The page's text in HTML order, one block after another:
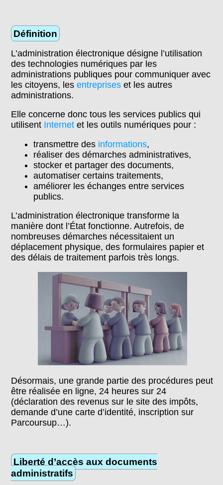
Définition
L’administration électronique désigne l’utilisation
des technologies numériques par les
administrations publiques pour communiquer avec
les citoyens, lesentreprises et les autres
administrations.
Elle concerne donc tous les services publics qui
utilisent Internet et les outils numériques pour :
transmettre des informations,
réaliser des démarches administratives,
stocker et partager des documents,
automatiser certains traitements,
améliorer les échanges entre services
publics.
L’administration électronique transforme la
manière dont l’État fonctionne. Autrefois, de
nombreuses démarches nécessitaient un
déplacement physique, des formulaires papier et
des délais de traitement parfois très longs.
Désormais, une grande partie des procédures peut
être réalisée en ligne, 24 heures sur 24
(déclaration des revenus sur le site des impôts,
demande d’une carte d’identité, inscription sur
Parcoursup…).
Liberté d’accès aux documents
administratifs